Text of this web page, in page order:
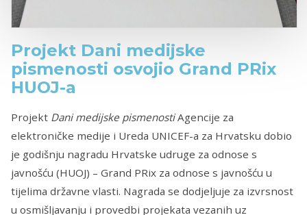
Projekt Dani medijske
pismenosti osvojio Grand PRix
HUOJ-a
Projekt Dani medijske pismenostiAgencije za
elektroničke medije i Ureda UNICEF-a za Hrvatsku dobio
je godišnju nagradu Hrvatske udruge za odnose s
javnošću (HUOJ) – Grand PRix za odnose s javnošću u
tijelima državne vlasti. Nagrada se dodjeljuje za izvrsnost
u osmišljavanju i provedbi projekata vezanih uz